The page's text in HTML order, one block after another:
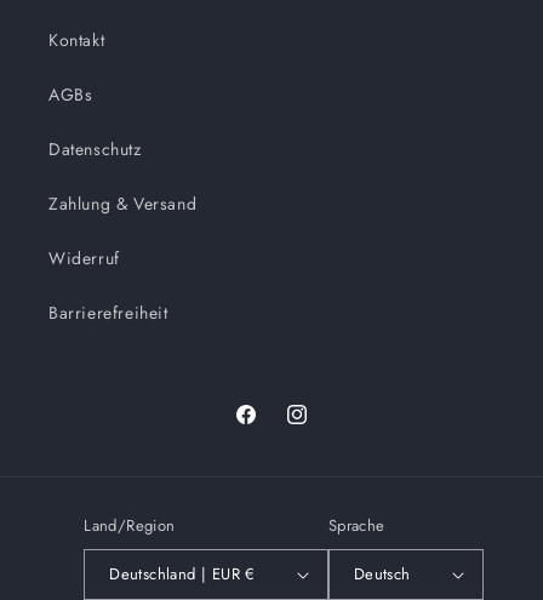
Kontakt
AGBs
Datenschutz
Zahlung & Versand
Widerruf
Barrierefreiheit
FacebookInstagram
Land/Region
Deutschland | EUR €
Sprache
Deutsch